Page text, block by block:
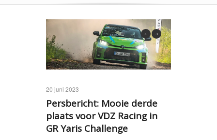
previous
20 juni 2023
Persbericht: Mooie derde
plaats voor VDZ Racing in
GR Yaris Challenge